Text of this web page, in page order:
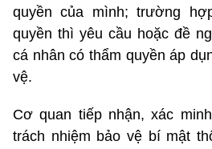
quyền của mình; trường
quyền thì yêu cầu hoặc đề
cá nhân có thẩm quyền áp
vệ.
Cơ quan tiếp nhận, xác
trách nhiệm bảo vệ bí mật